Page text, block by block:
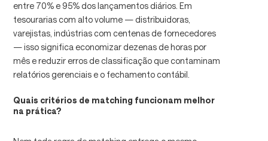
entre 70% e 95% dos lançamentos diários. Em
tesourarias com alto volume — distribuidoras,
varejistas, indústrias com centenas de fornecedores
— isso significa economizar dezenas de horas por
mês e reduzir erros de classificação que contaminam
relatórios gerenciais e o fechamento contábil.
Quais critérios de matching funcionam melhor
na prática?